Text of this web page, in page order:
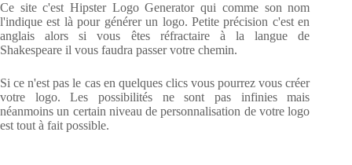
Ce site c'est Hipster Logo Generator qui comme son nom
l'indique est là pour générer un logo. Petite précision c'est en
anglais alors si vous êtes réfractaire à la langue de
Shakespeare il vous faudra passer votre chemin.
Si ce n'est pas le cas en quelques clics vous pourrez vous créer
votre logo. Les possibilités ne sont pas infinies mais
néanmoins un certain niveau de personnalisation de votre logo
est tout à fait possible.